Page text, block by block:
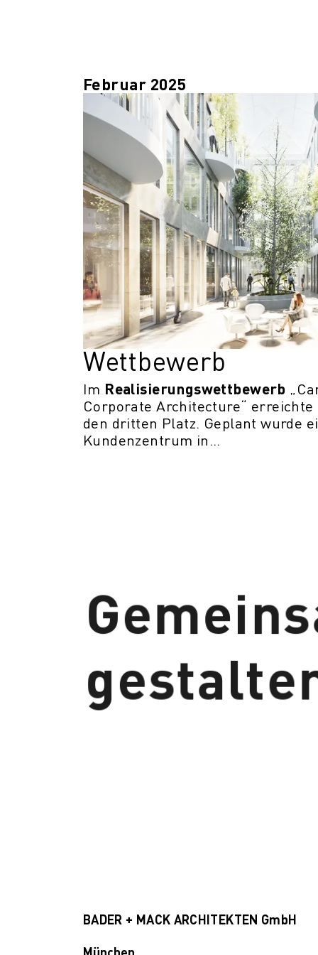
Februar 2025
Wettbewerb
Im Realisierungswettbewerb
Corporate Architecture“
den dritten Platz. Geplant wurde
Kundenzentrum in...
BADER + MACK ARCHITEKTEN GmbH